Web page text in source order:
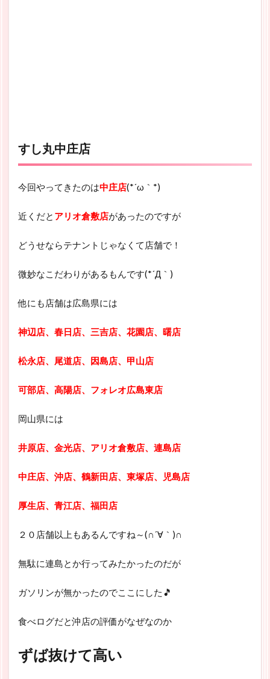
すし丸中庄店
今回やってきたのは中庄店(*´ω｀*)
近くだと アリオ倉敷店があったのですが
どうせならテナントじゃなくて店舗で！
微妙なこだわりがあるもんです(*´Д｀)
他にも店舗は広島県には
神辺店、春日店、三吉店、花園店、曙店
松永店、尾道店、因島店、甲山店
可部店、高陽店、フォレオ広島東店
岡山県には
井原店、金光店、アリオ倉敷店、連島店
中庄店、沖店、鶴新田店、東塚店、児島店
厚生店、青江店、福田店
２０店舗以上もあるんですね～(∩´∀｀)∩
無駄に連島とか行ってみたかったのだが
ガソリンが無かったのでここにした🎵
食べログだと沖店の評価がなぜなのか
ずば抜けて高い